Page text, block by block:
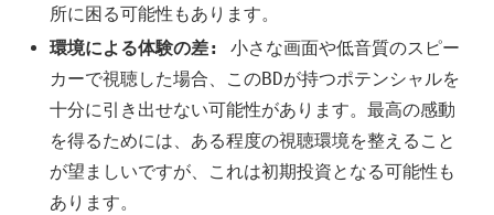
所に困る可能性もあります。
環境による体験の差:
小さな画面や低音質のスピー
カーで視聴した場合、このBDが持つポテンシャルを
十分に引き出せない可能性があります。最高の感動
を得るためには、ある程度の視聴環境を整えること
が望ましいですが、これは初期投資となる可能性も
あります。